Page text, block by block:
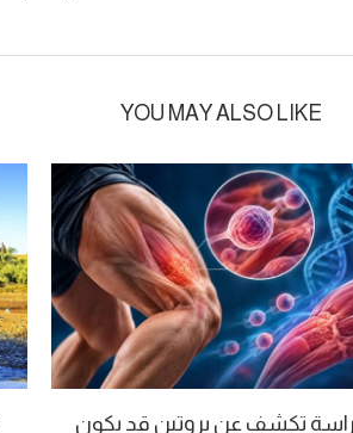
YOU MAY ALSO LIKE
تكشف عن بروتين قد يكون